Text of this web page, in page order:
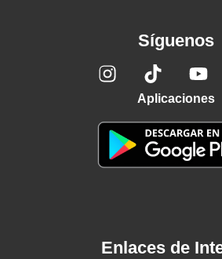
Síguenos
Aplicaciones
Enlaces de